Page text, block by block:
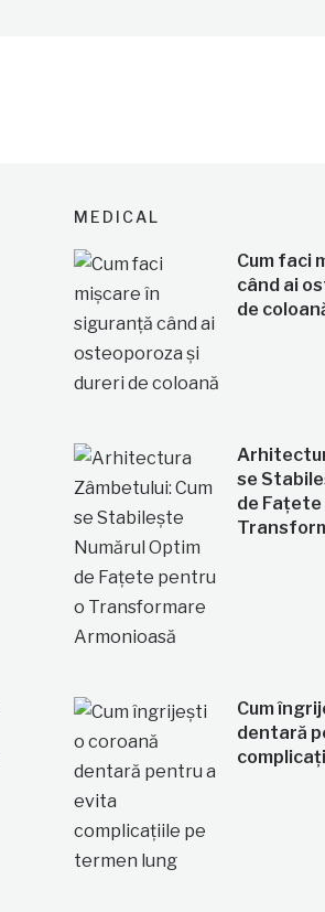
MEDICAL
Cum faci
când ai
de
se
de
Cum
dentară